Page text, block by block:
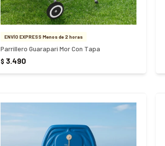
ENVÍO EXPRESS Menos de 2 horas
Parrillero Guarapari Mor Con Tapa
$ 3.490